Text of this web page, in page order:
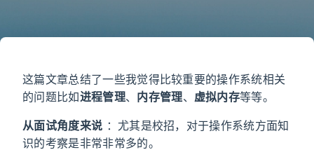
这篇文章总结了一些我觉得比较重要的操作系统相关
的问题比如进程管理、 内存管理、 虚拟内存等等。
从面试角度来说 ：尤其是校招，对于操作系统方面知
识的考察是非常非常多的。